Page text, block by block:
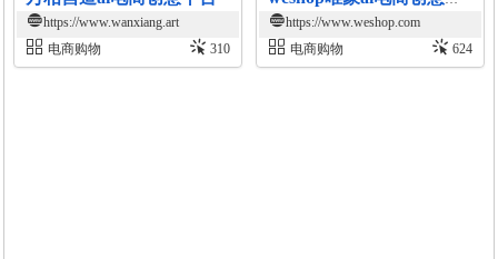
https://www.wanxiang.art
电商购物
310
https://www.weshop.com
电商购物
624